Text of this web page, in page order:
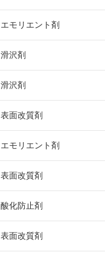
エモリエント剤
滑沢剤
滑沢剤
表面改質剤
エモリエント剤
表面改質剤
酸化防止剤
表面改質剤